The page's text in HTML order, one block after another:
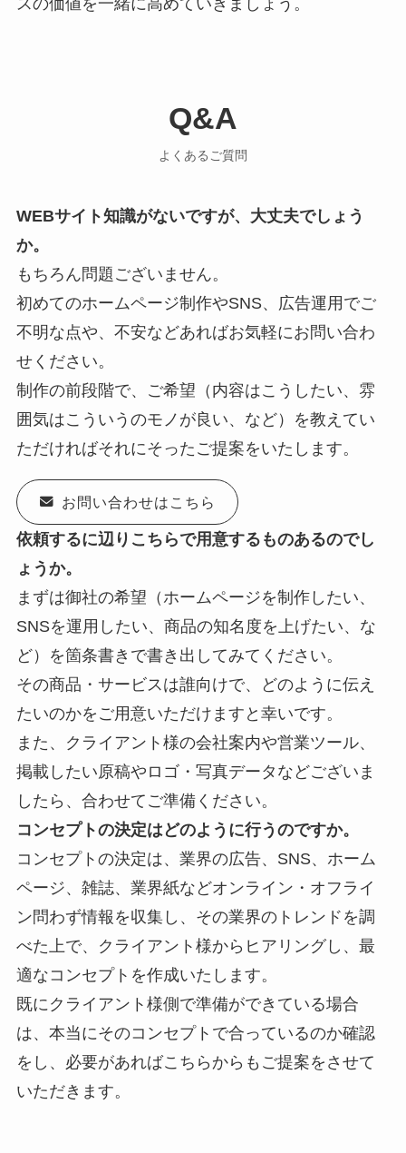
スの価値を一緒に高めていきましょう。
Q&A
よくあるご質問
WEBサイト知識がないですが、大丈夫でしょう
か。
もちろん問題ございません。
初めてのホームページ制作やSNS、広告運用でご
不明な点や、不安などあればお気軽にお問い合わ
せください。
制作の前段階で、ご希望（内容はこうしたい、雰
囲気はこういうのモノが良い、など）を教えてい
ただければそれにそったご提案をいたします。
お問い合わせはこちら
依頼するに辺りこちらで用意するものあるのでし
ょうか。
まずは御社の希望（ホームページを制作したい、
SNSを運用したい、商品の知名度を上げたい、な
ど）を箇条書きで書き出してみてください。
その商品・サービスは誰向けで、どのように伝え
たいのかをご用意いただけますと幸いです。
また、クライアント様の会社案内や営業ツール、
掲載したい原稿やロゴ・写真データなどございま
したら、合わせてご準備ください。
コンセプトの決定はどのように行うのですか。
コンセプトの決定は、業界の広告、SNS、ホーム
ページ、雑誌、業界紙などオンライン・オフライ
ン問わず情報を収集し、その業界のトレンドを調
べた上で、クライアント様からヒアリングし、最
適なコンセプトを作成いたします。
既にクライアント様側で準備ができている場合
は、本当にそのコンセプトで合っているのか確認
をし、必要があればこちらからもご提案をさせて
いただきます。